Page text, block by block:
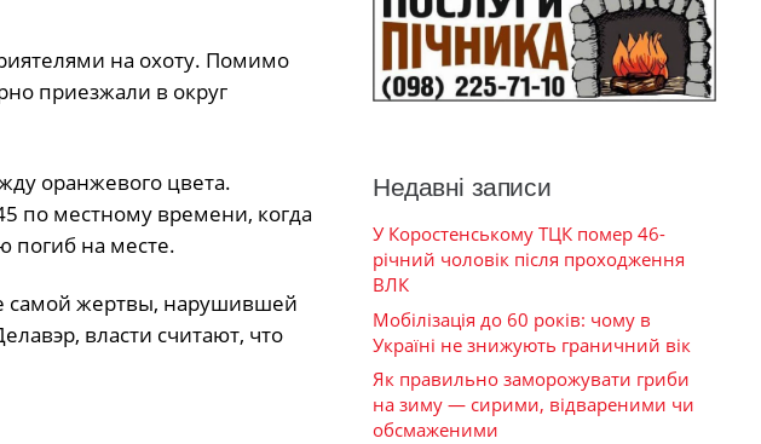
на охоту. Помимо
приезжали в округ
оранжевого цвета.
по местному времени, когда
погиб на месте.
самой жертвы, нарушившей
власти считают, что
Недавні записи
У Коростенському ТЦК помер 46-
річний чоловік після проходження
ВЛК
Мобілізація до 60 років: чому в
Україні не знижують граничний вік
Як правильно заморожувати гриби
на зиму — сирими, відвареними чи
обсмаженими